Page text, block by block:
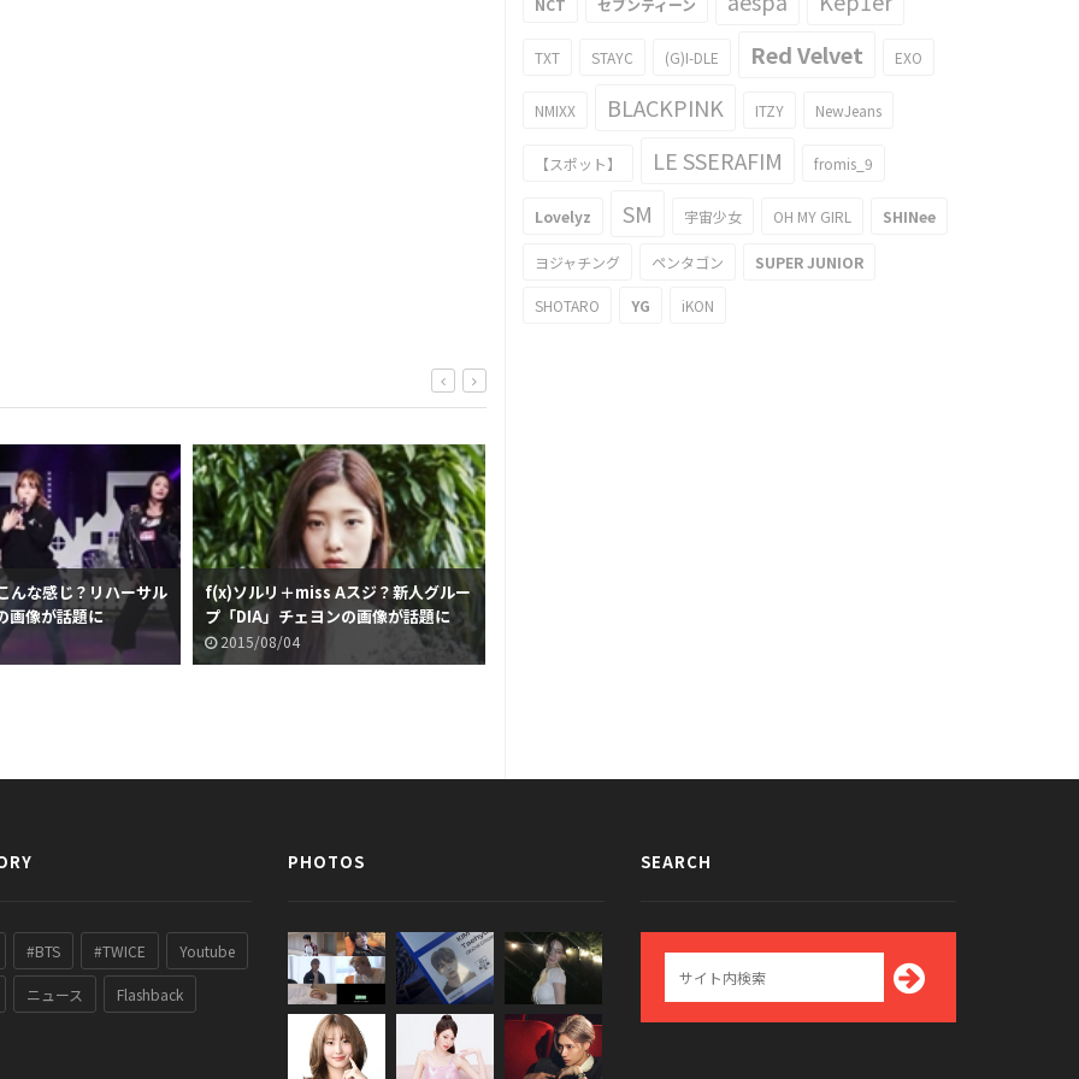
んな感じ？リハーサル
画像が話題に
f(x)ソルリ＋miss Aスジ？新人グルー
プ「DIA」チェヨンの画像が話題に
2015/08/04
NCT セブンティーン
TXT STAYC (G)I-DLE Red Velvet EXO
NMIXX BLACKPINK ITZY NewJeans
【スポット】 LE SSERAFIM fromis_9
Lovelyz SM 宇宙少女 OH MY GIRL SHINee
ヨジャチング ペンタゴン SUPER JUNIOR
SHOTARO YG iKON
#BTS #TWICE Youtube
ニュース Flashback
PHOTOS SEARCH